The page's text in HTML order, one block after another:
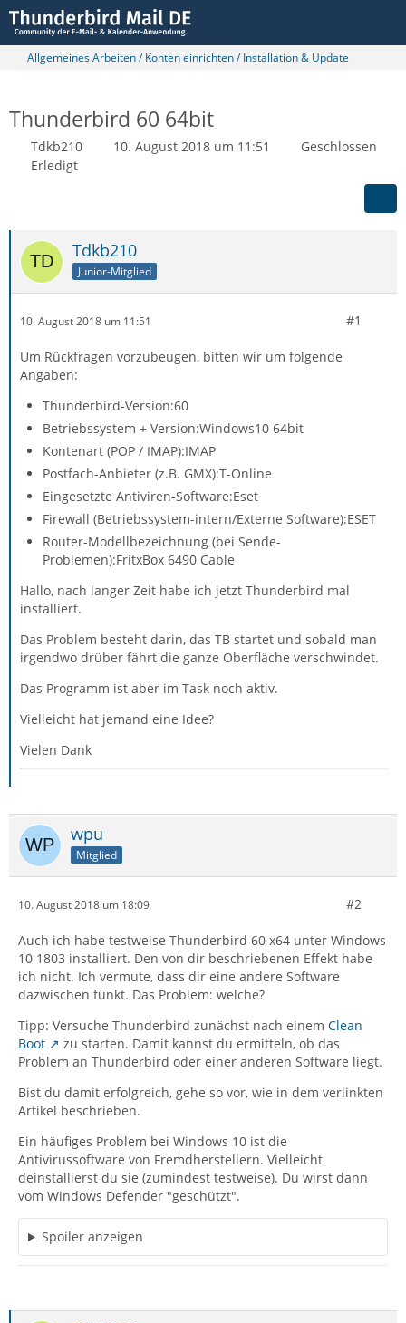
Allgemeines Arbeiten / Konten einrichten / Installation & Update
Thunderbird 60 64bit
Tdkb210 10. August 2018 um 11:51
Geschlossen
Erledigt
Tdkb210
Junior-Mitglied
10. August 2018 um 11:51 #1
Um Rückfragen vorzubeugen, bitten wir um folgende
Angaben:
Thunderbird-Version:60
Betriebssystem + Version:Windows10 64bit
Kontenart (POP / IMAP):IMAP
Postfach-Anbieter (z.B. GMX):T-Online
Eingesetzte Antiviren-Software:Eset
Firewall (Betriebssystem-intern/Externe Software):ESET
Router-Modellbezeichnung (bei Sende-
Problemen):FritxBox 6490 Cable
Hallo, nach langer Zeit habe ich jetzt Thunderbird mal
installiert.
Das Problem besteht darin, das TB startet und sobald man
irgendwo drüber fährt die ganze Oberfläche verschwindet.
Das Programm ist aber im Task noch aktiv.
Vielleicht hat jemand eine Idee?
Vielen Dank
wpu
Mitglied
10. August 2018 um 18:09 #2
Auch ich habe testweise Thunderbird 60 x64 unter Windows
10 1803 installiert. Den von dir beschriebenen Effekt habe
ich nicht. Ich vermute, dass dir eine andere Software
dazwischen funkt. Das Problem: welche?
Tipp: Versuche Thunderbird zunächst nach einem Clean
Boot
zu starten. Damit kannst du ermitteln, ob das
Problem an Thunderbird oder einer anderen Software liegt.
Bist du damit erfolgreich, gehe so vor, wie in dem verlinkten
Artikel beschrieben.
Ein häufiges Problem bei Windows 10 ist die
Antivirussoftware von Fremdherstellern. Vielleicht
deinstallierst du sie (zumindest testweise). Du wirst dann
vom Windows Defender "geschützt".
Spoiler anzeigen